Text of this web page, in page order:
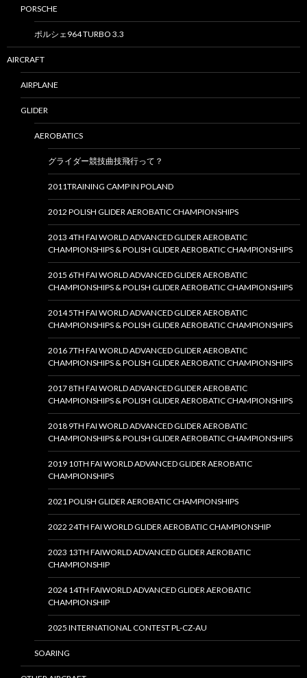
PORSCHE
ポルシェ964 TURBO 3.3
AIRCRAFT
AIRPLANE
GLIDER
AEROBATICS
グライダー競技曲技飛行って？
2011TRAINING CAMP IN POLAND
2012 POLISH GLIDER AEROBATIC CHAMPIONSHIPS
2013 4TH FAI WORLD ADVANCED GLIDER AEROBATIC
CHAMPIONSHIPS & POLISH GLIDER AEROBATIC CHAMPIONSHIPS
2015 6TH FAI WORLD ADVANCED GLIDER AEROBATIC
CHAMPIONSHIPS & POLISH GLIDER AEROBATIC CHAMPIONSHIPS
2014 5TH FAI WORLD ADVANCED GLIDER AEROBATIC
CHAMPIONSHIPS & POLISH GLIDER AEROBATIC CHAMPIONSHIPS
2016 7TH FAI WORLD ADVANCED GLIDER AEROBATIC
CHAMPIONSHIPS & POLISH GLIDER AEROBATIC CHAMPIONSHIPS
2017 8TH FAI WORLD ADVANCED GLIDER AEROBATIC
CHAMPIONSHIPS & POLISH GLIDER AEROBATIC CHAMPIONSHIPS
2018 9TH FAI WORLD ADVANCED GLIDER AEROBATIC
CHAMPIONSHIPS & POLISH GLIDER AEROBATIC CHAMPIONSHIPS
2019 10TH FAI WORLD ADVANCED GLIDER AEROBATIC
CHAMPIONSHIPS
2021 POLISH GLIDER AEROBATIC CHAMPIONSHIPS
2022 24TH FAI WORLD GLIDER AEROBATIC CHAMPIONSHIP
2023 13TH FAIWORLD ADVANCED GLIDER AEROBATIC
CHAMPIONSHIP
2024 14TH FAIWORLD ADVANCED GLIDER AEROBATIC
CHAMPIONSHIP
2025 INTERNATIONAL CONTEST PL-CZ-AU
SOARING